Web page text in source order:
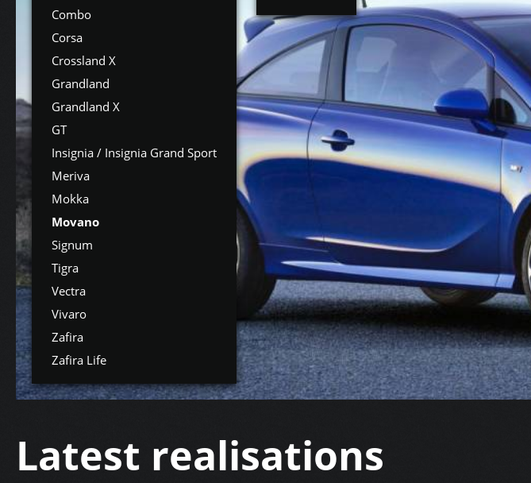
Combo
Corsa
Crossland X
Grandland
Grandland X
GT
Insignia / Insignia Grand Sport
Meriva
Mokka
Movano
Signum
Tigra
Vectra
Vivaro
Zafira
Zafira Life
Latest realisations